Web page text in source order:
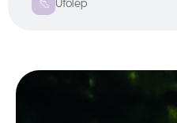
Ufolep